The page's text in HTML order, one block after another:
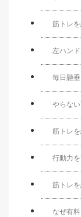
筋トレ
左ハン
毎日懸
やらな
筋トレ
行動力
筋トレ
なぜ有